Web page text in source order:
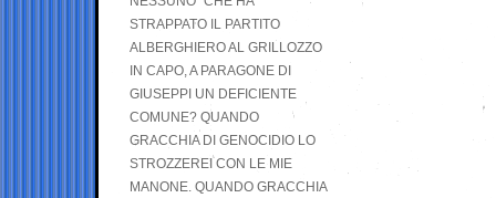
STRAPPATO IL PARTITO
ALBERGHIERO AL GRILLOZZO
IN CAPO, A PARAGONE DI
GIUSEPPI UN DEFICIENTE
COMUNE? QUANDO
GRACCHIA DI GENOCIDIO LO
STROZZEREI CON LE MIE
MANONE. QUANDO GRACCHIA